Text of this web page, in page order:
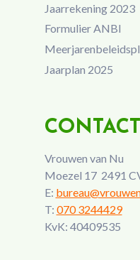
Jaarrekening 2023
Formulier ANBI
Jaarplan 2025
CONTACT
Vrouwen van Nu
Moezel 17 2491
E:
T: 070 3244429
KvK: 40409535